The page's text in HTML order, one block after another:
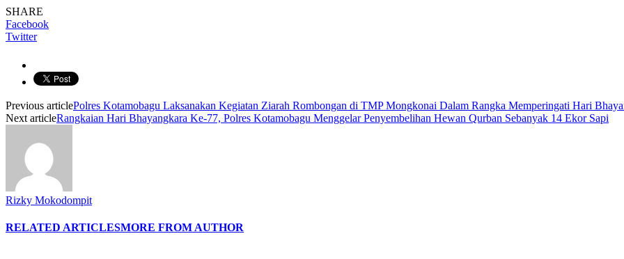
SHARE
Facebook
Twitter
Previous articlePolres Kotamobagu Laksanakan Kegiatan Ziarah Rombongan di TMP Mongkonai Dalam Rangka Memperingati Hari
Next articleRangkaian Hari Bhayangkara Ke-77, Polres Kotamobagu Menggelar Penyembelihan Hewan Qurban Sebanyak 14 Ekor Sapi
Rizky Mokodompit
RELATED ARTICLESMORE FROM AUTHOR